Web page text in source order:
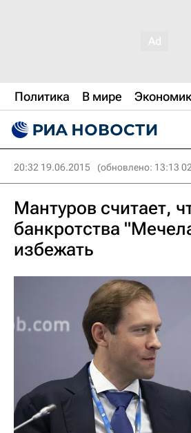
Политика В мире
20:32 19.06.2015 (обновлено: 13:13
Мантуров считает,
банкротства
избежать